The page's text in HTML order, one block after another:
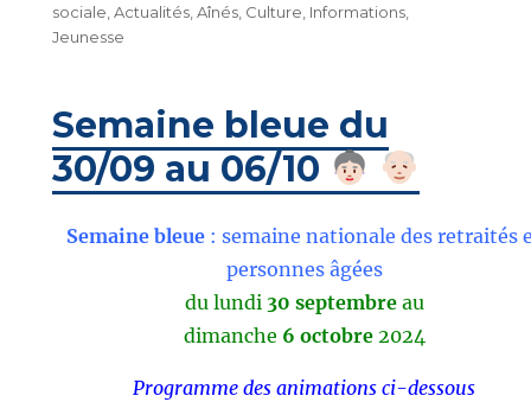
le
sociale,Actualités,Aînés, Culture, Informations,
Jeunesse
Semaine bleue du
30/09 au 06/10
Semaine bleue : semaine nationale des retraités
personnes âgées
du lundi 30 septembreau
dimanche 6 octobre2024
Programme des animations ci-dessous